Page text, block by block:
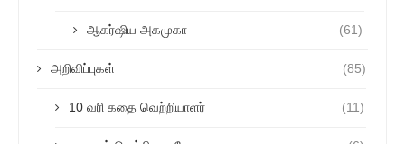
ஆகர்ஷிய அகமுகா (61)
அறிவிப்புகள் (85)
10 வரி கதை வெற்றியாளர் (11)